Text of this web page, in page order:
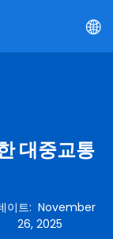
대중교통
이트: November
26, 2025